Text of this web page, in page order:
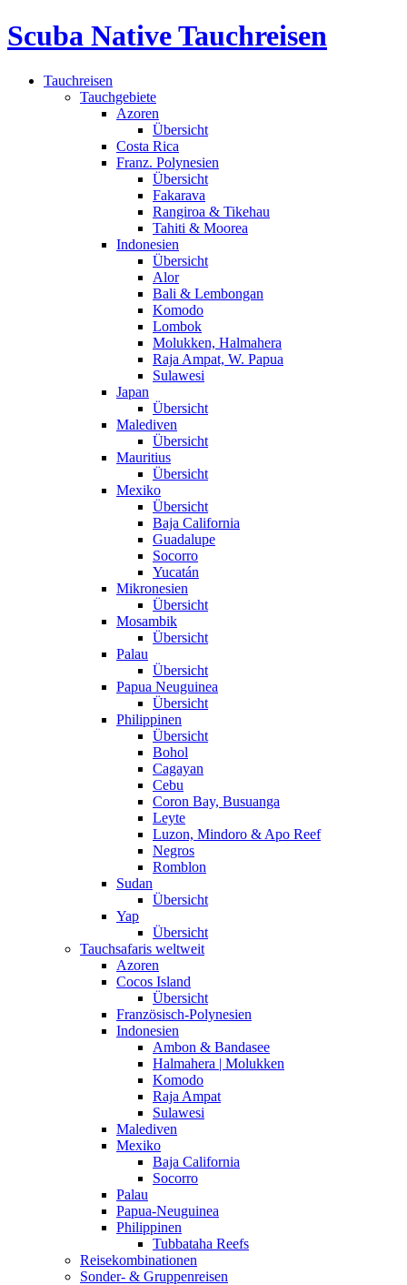
Scuba Native Tauchreisen
Tauchreisen
Tauchgebiete
Azoren
Übersicht
Costa Rica
Franz. Polynesien
Übersicht
Fakarava
Rangiroa & Tikehau
Tahiti & Moorea
Indonesien
Übersicht
Alor
Bali & Lembongan
Komodo
Lombok
Molukken, Halmahera
Raja Ampat, W. Papua
Sulawesi
Japan
Übersicht
Malediven
Übersicht
Mauritius
Übersicht
Mexiko
Übersicht
Baja California
Guadalupe
Socorro
Yucatán
Mikronesien
Übersicht
Mosambik
Übersicht
Palau
Übersicht
Papua Neuguinea
Übersicht
Philippinen
Übersicht
Bohol
Cagayan
Cebu
Coron Bay, Busuanga
Leyte
Luzon, Mindoro & Apo Reef
Negros
Romblon
Sudan
Übersicht
Yap
Übersicht
Tauchsafaris weltweit
Azoren
Cocos Island
Übersicht
Französisch-Polynesien
Indonesien
Ambon & Bandasee
Halmahera | Molukken
Komodo
Raja Ampat
Sulawesi
Malediven
Mexiko
Baja California
Socorro
Palau
Papua-Neuguinea
Philippinen
Tubbataha Reefs
Reisekombinationen
Sonder- & Gruppenreisen